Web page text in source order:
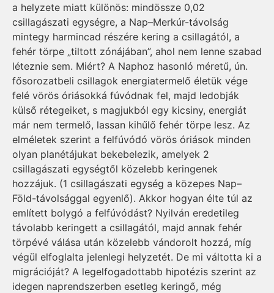
a helyzete miatt különös: mindössze 0,02
csillagászati egységre, a Nap–Merkúr-távolság
mintegy harmincad részére kering a csillagától, a
fehér törpe „tiltott zónájában”, ahol nem lenne szabad
léteznie sem. Miért? A Naphoz hasonló méretű, ún.
fősorozatbeli csillagok energiatermelő életük vége
felé vörös óriásokká fúvódnak fel, majd ledobják
külső rétegeiket, s magjukból egy kicsiny, energiát
már nem termelő, lassan kihűlő fehér törpe lesz. Az
elméletek szerint a felfúvódó vörös óriások minden
olyan planétájukat bekebelezik, amelyek 2
csillagászati egységtől közelebb keringenek
hozzájuk. (1 csillagászati egység a közepes Nap–
Föld-távolsággal egyenlő). Akkor hogyan élte túl az
említett bolygó a felfúvódást? Nyilván eredetileg
távolabb keringett a csillagától, majd annak fehér
törpévé válása után közelebb vándorolt hozzá, míg
végül elfoglalta jelenlegi helyzetét. De mi váltotta ki a
migrációját? A legelfogadottabb hipotézis szerint az
idegen naprendszerben esetleg keringő, még